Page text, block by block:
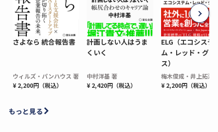
さよなら 統合報告書
ウィルズ・パンハウス 著
¥ 2,200円（税込）
計画しない人はうま
くいく
中村洋基 著
¥ 2,420円（税込）
ELG（エコシステ
ム・レッド・グロ
ス）
梅木俊成・井上拓海
¥ 2,200円（税込）
もっと見る